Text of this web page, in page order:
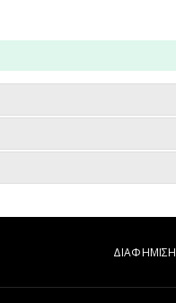
ΔΙΑΦΗΜΙΣΗ